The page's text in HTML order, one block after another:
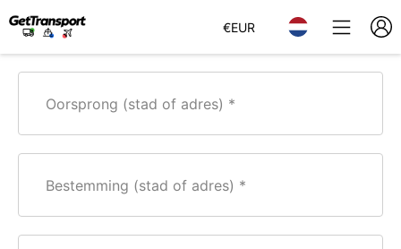
€EUR
Oorsprong (stad of adres)
Bestemming (stad of adres)